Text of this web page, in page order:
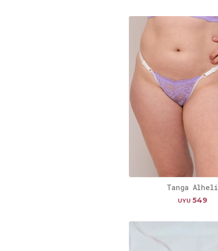
Tanga Alheli
UYU 549